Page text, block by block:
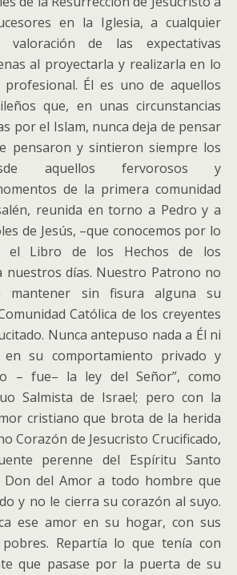
en la Iglesia, a cualquier
valoración de las expectativas
al proyectarla y realizarla en lo
Él es uno de aquellos
que, en unas circunstancias
por el Islam, nunca deja de pensar
pensaron y sintieron siempre los
aquellos fervorosos y
de la primera comunidad
reunida en torno a Pedro y a
de Jesús, –que conocemos por lo
el Libro de los Hechos de los
nuestros días. Nuestro Patrono no
mantener sin fisura alguna su
Católica de los creyentes
Nunca antepuso nada a Él ni
su comportamiento privado y
– fue– la ley del Señor”, como
Salmista de Israel; pero con la
cristiano que brota de la herida
Corazón de Jesucristo Crucificado,
perenne del Espíritu Santo
del Amor a todo hombre que
y no le cierra su corazón al suyo.
ese amor en su hogar, con sus
Repartía lo que tenía con
que pasase por la puerta de su